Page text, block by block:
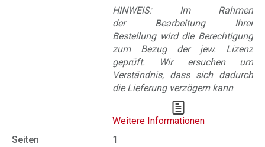
HINWEIS: Im Rahmen
der Bearbeitung Ihrer
Bestellung wird die Berechtigung
zum Bezug der jew. Lizenz
geprüft. Wir ersuchen um
Verständnis, dass sich dadurch
die Lieferung verzögern kann.
Weitere Informationen
Seiten
1